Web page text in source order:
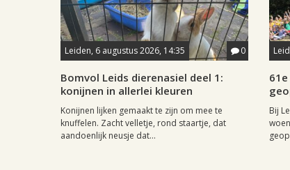
Leiden, 6 augustus 2026, 14:35 0
Bomvol Leids dierenasiel deel 1:
konijnen in allerlei kleuren
Konijnen lijken gemaakt te zijn om mee te
knuffelen. Zacht velletje, rond staartje, dat
aandoenlijk neusje dat...
Bij